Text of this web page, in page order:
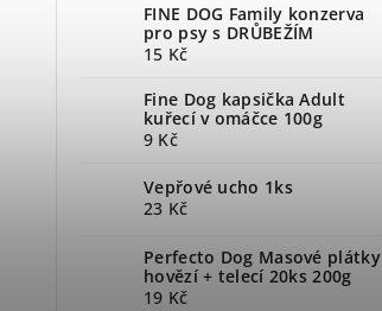
FINE DOG Family konzerva
pro psy s DRŮBEŽÍM
15 Kč
Fine Dog kapsička Adult
kuřecí v omáčce 100g
9 Kč
Vepřové ucho 1ks
23 Kč
Perfecto Dog Masové plátky
hovězí + telecí 20ks 200g
19 Kč